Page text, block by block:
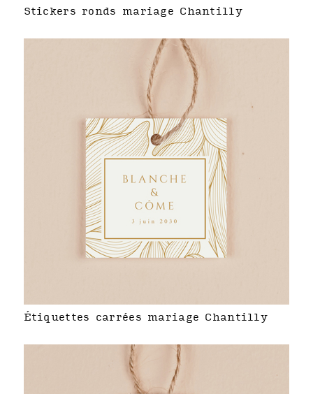
Stickers ronds mariage Chantilly
Étiquettes carrées mariage Chantilly